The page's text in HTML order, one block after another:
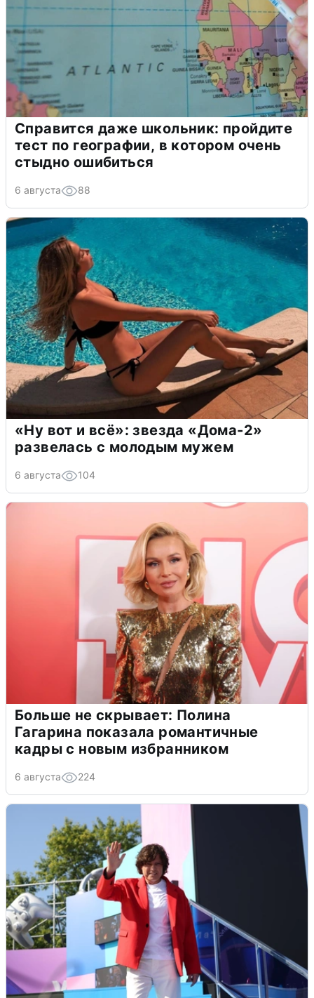
Справится даже школьник: пройдите
тест по географии, в котором очень
стыдно ошибиться
6 августа 88
«Ну вот и всё»: звезда «Дома-2»
развелась с молодым мужем
6 августа 104
Больше не скрывает: Полина
Гагарина показала романтичные
кадры с новым избранником
6 августа 224